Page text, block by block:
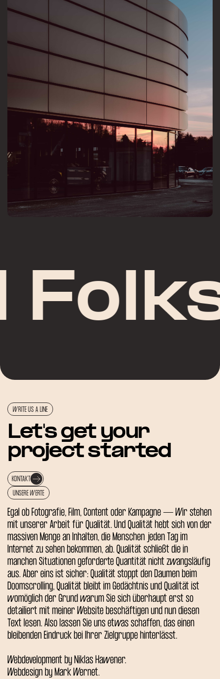
WRITE US A LINE
Let's get your
project started
KONTAKT
UNSERE WERTE
Egal ob Fotografie, Film, Content oder Kampagne — Wir stehen
mit unserer Arbeit für Qualität. Und Qualität hebt sich von der
massiven Menge an Inhalten, die Menschen jeden Tag im
Internet zu sehen bekommen, ab. Qualität schließt die in
manchen Situationen geforderte Quantität nicht zwangsläufig
aus. Aber eins ist sicher: Qualität stoppt den Daumen beim
Doomscrolling, Qualität bleibt im Gedächtnis und Qualität ist
womöglich der Grund warum Sie sich überhaupt erst so
detailiert mit meiner Website beschäftigen und nun diesen
Text lesen. Also lassen Sie uns etwas schaffen, das einen
bleibenden Eindruck bei Ihrer Zielgruppe hinterlässt.
Webdevelopment byNiklas Hawener.
Webdesign byMark Wernet.